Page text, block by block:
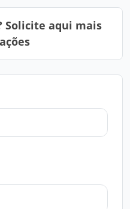
Solicite aqui mais